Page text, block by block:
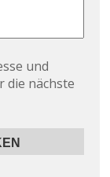
und
die nächste